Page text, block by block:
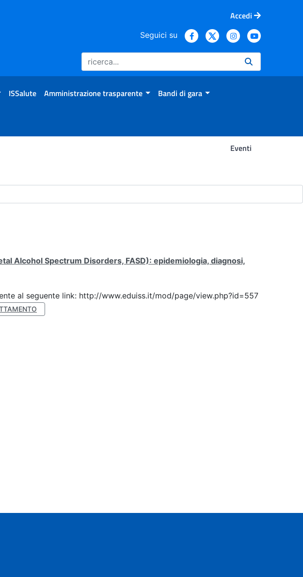
Accedi
Seguici su
ISSalute Amministrazione trasparente Bandi di gara
Eventi
Alcohol Spectrum Disorders, FASD): epidemiologia, diagnosi,
al seguente link: http://www.eduiss.it/mod/page/view.php?id=557